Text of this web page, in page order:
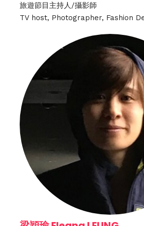
旅遊節目主持人/攝影師
TV host, Photographer, Fashion